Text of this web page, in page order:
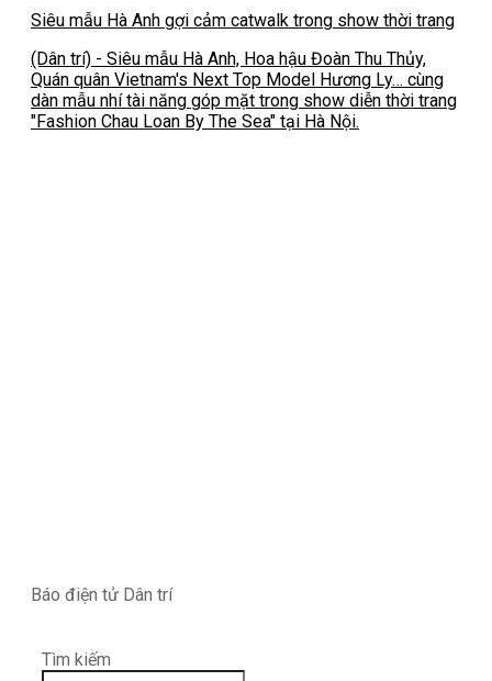
Siêu mẫu Hà Anh gợi cảm catwalk trong show thời trang
(Dân trí) - Siêu mẫu Hà Anh, Hoa hậu Đoàn Thu Thủy,
Quán quân Vietnam's Next Top Model Hương Ly… cùng
dàn mẫu nhí tài năng góp mặt trong show diễn thời trang
"Fashion Chau Loan By The Sea" tại Hà Nội.
Báo điện tử Dân trí
Tìm kiếm